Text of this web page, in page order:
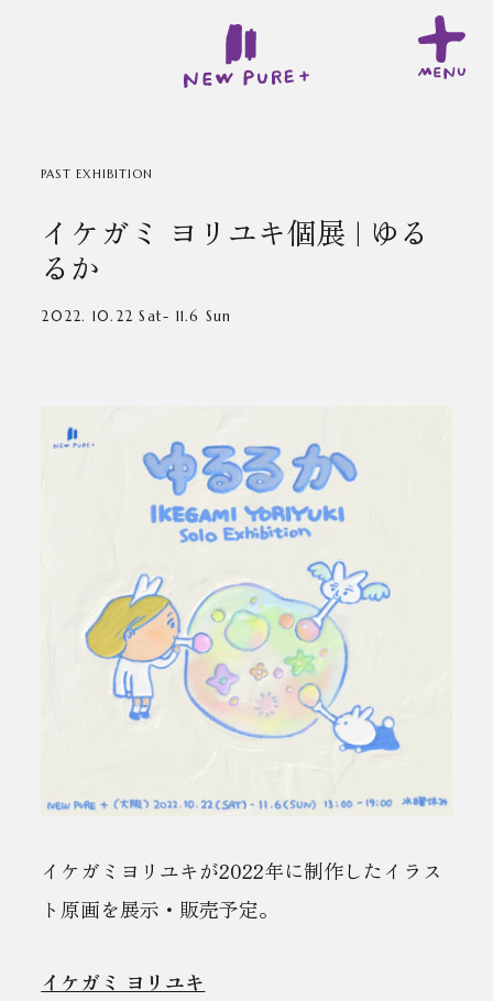
PAST EXHIBITION
イケガミ ヨリユキ個展 | ゆる
るか
2022. 10.22 Sat- 11.6 Sun
イケガミヨリユキが2022年に制作したイラス
ト原画を展示・販売予定。
イケガミ ヨリユキ